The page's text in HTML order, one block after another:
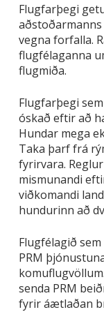
Flugfarþegi
vegna forfalla.
flugfélaganna
flugmiða.
Flugfarþegi
óskað eftir að
Hundar mega
Taka þarf frá
fyrirvara.
mismunandi
viðkomandi
hundurinn að
Flugfélagið
PRM
senda PRM
fyrir áætlaðan